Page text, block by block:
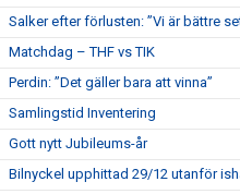
Salker efter förlusten: ”Vi är bättre
Matchdag – THF vs TIK
Perdin: ”Det gäller bara att vinna”
Samlingstid Inventering
Gott nytt Jubileums-år
Bilnyckel upphittad 29/12 utanför